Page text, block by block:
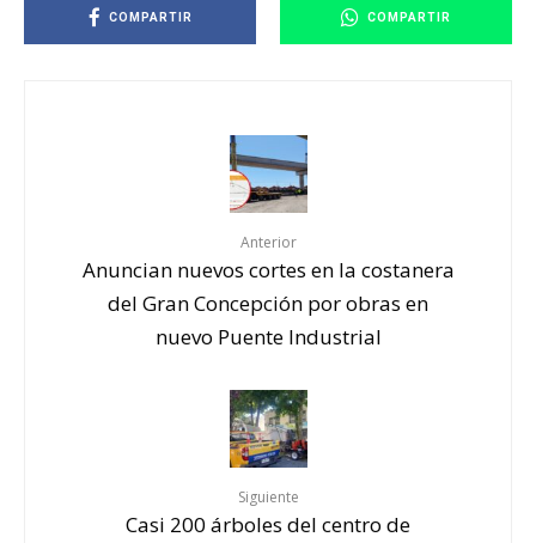
COMPARTIR COMPARTIR
Anterior
Anuncian nuevos cortes en la costanera
del Gran Concepción por obras en
nuevo Puente Industrial
Siguiente
Casi 200 árboles del centro de